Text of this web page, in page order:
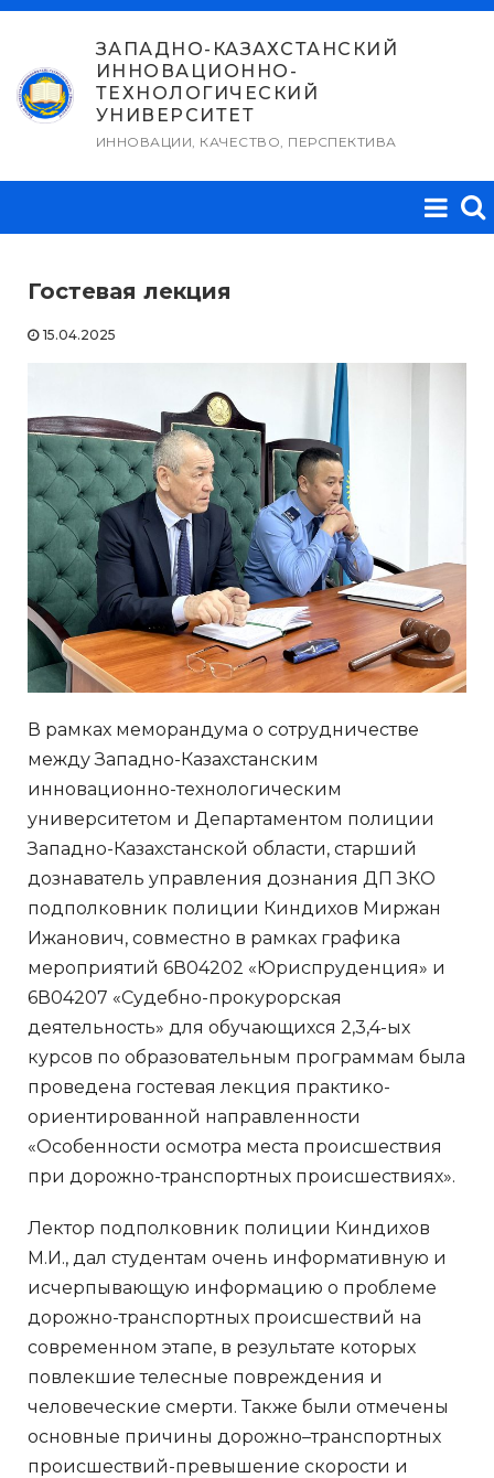
Перейти
содержимому
ЗАПАДНО-КАЗАХСТАНСКИЙ
ИННОВАЦИОННО-
ТЕХНОЛОГИЧЕСКИЙ
УНИВЕРСИТЕТ
ИННОВАЦИИ, КАЧЕСТВО, ПЕРСПЕКТИВА
Гостевая лекция
15.04.2025
В рамках меморандума о сотрудничестве
между Западно-Казахстанским
инновационно-технологическим
университетом и Департаментом полиции
Западно-Казахстанской области, старший
дознаватель управления дознания ДП ЗКО
подполковник полиции Киндихов Миржан
Ижанович, совместно в рамках графика
мероприятий 6В04202 «Юриспруденция» и
6В04207 «Судебно-прокурорская
деятельность» для обучающихся 2,3,4-ых
курсов по образовательным программам была
проведена гостевая лекция практико-
ориентированной направленности
«Особенности осмотра места происшествия
при дорожно-транспортных происшествиях».
Лектор подполковник полиции Киндихов
М.И., дал студентам очень информативную и
исчерпывающую информацию о проблеме
дорожно-транспортных происшествий на
современном этапе, в результате которых
повлекшие телесные повреждения и
человеческие смерти. Также были отмечены
основные причины дорожно–транспортных
происшествий-превышение скорости и